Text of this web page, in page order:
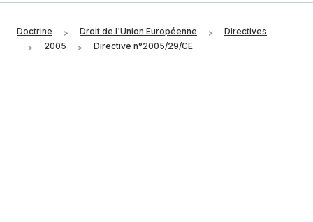
Doctrine Droit de l'Union Européenne
Directives
2005
Directive n°2005/29/CE